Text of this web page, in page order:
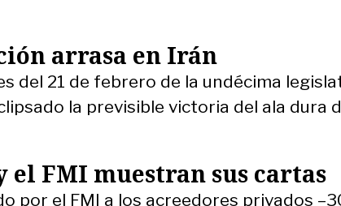
arrasa en Irán
del 21 de febrero de la undécima
la previsible victoria del ala dura
FMI muestran sus cartas
por el FMI a los acreedores privados